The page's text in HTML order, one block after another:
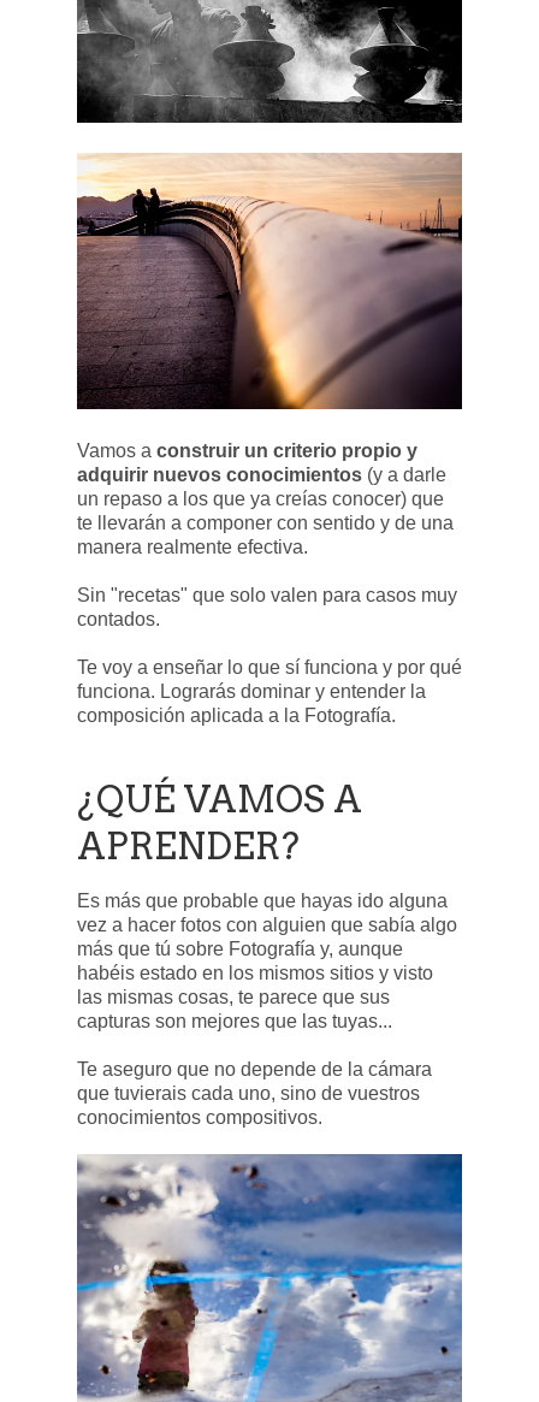
Vamos a construir un criterio propio y
adquirir nuevos conocimientos (y a darle
un repaso a los que ya creías conocer) que
te llevarán a componer con sentido y de una
manera realmente efectiva.
Sin "recetas" que solo valen para casos muy
contados.
Te voy a enseñar lo que sí funciona y por qué
funciona. Lograrás dominar y entender la
composición aplicada a la Fotografía.
¿QUÉ VAMOS A
APRENDER?
Es más que probable que hayas ido alguna
vez a hacer fotos con alguien que sabía algo
más que tú sobre Fotografía y, aunque
habéis estado en los mismos sitios y visto
las mismas cosas, te parece que sus
capturas son mejores que las tuyas...
Te aseguro que no depende de la cámara
que tuvierais cada uno, sino de vuestros
conocimientos compositivos.